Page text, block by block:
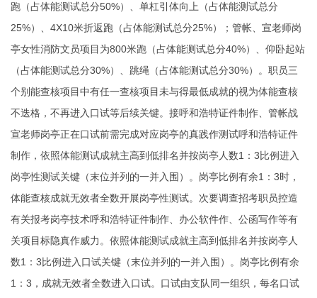
跑（占体能测试总分50%）、单杠引体向上（占体能测试总分
25%）、4X10米折返跑（占体能测试总分25%）；管帐、宣老师岗
亭女性消防文员项目为800米跑（占体能测试总分40%）、仰卧起站
（占体能测试总分30%）、跳绳（占体能测试总分30%）。职员三
个别能查核项目中有任一查核项目未与得最低成就的视为体能查核
不迭格，不再进入口试等后续关键。接呼和浩特证件制作、管帐战
宣老师岗亭正在口试前需完成对应岗亭的真践作测试呼和浩特证件
制作，依照体能测试成就主高到低排名并按岗亭人数1：3比例进入
岗亭性测试关键（末位并列的一并入围）。岗亭比例有余1：3时，
体能查核成就无效者全数开展岗亭性测试。次要调查招考职员控造
有关报考岗亭技术呼和浩特证件制作、办公软件作、公函写作等有
关项目标隐真作威力。依照体能测试成就主高到低排名并按岗亭人
数1：3比例进入口试关键（末位并列的一并入围）。岗亭比例有余
1：3，成就无效者全数进入口试。口试由支队同一组织，每名口试